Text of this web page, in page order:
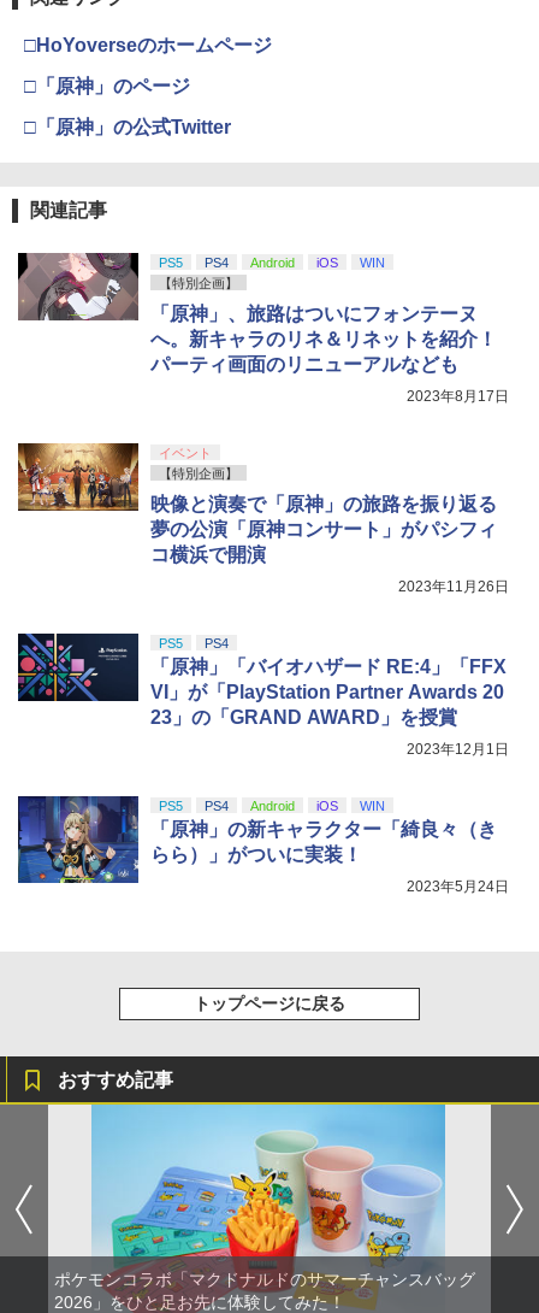
□HoYoverseのホームページ
□「原神」のページ
□「原神」の公式Twitter
関連記事
PS5 PS4 Android iOS
WIN
【特別企画】
「原神」、旅路はついにフォンテーヌ
へ。新キャラのリネ＆リネットを紹介！
パーティ画面のリニューアルなども
2023年8月17日
イベント
【特別企画】
映像と演奏で「原神」の旅路を振り返る
夢の公演「原神コンサート」がパシフィ
コ横浜で開演
2023年11月26日
PS5 PS4
「原神」「バイオハザード RE:4」「FFX
VI」が「PlayStation Partner Awards 20
23」の「GRAND AWARD」を授賞
2023年12月1日
PS5 PS4 Android iOS WIN
「原神」の新キャラクター「綺良々（き
らら）」がついに実装！
2023年5月24日
トップページに戻る
おすすめ記事
ポケモンコラボ「マクドナルドのサマーチャンスバッグ
2026」をひと足お先に体験してみた！